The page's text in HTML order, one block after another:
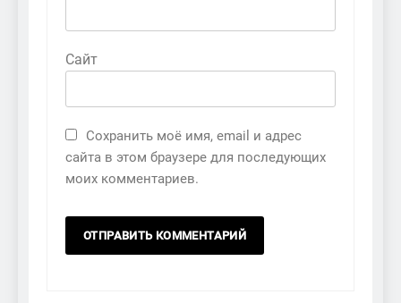
Сайт
Сохранить моё имя, email и адрес
сайта в этом браузере для последующих
моих комментариев.